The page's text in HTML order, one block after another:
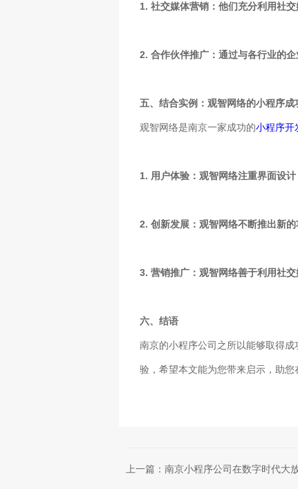
1. 社交媒体营销：他们充分利用社
2. 合作伙伴推广：通过与各行业的
五、结合实例：观智网络的小程序成
观智网络是南京一家成功的小程序开
1. 用户体验：观智网络注重界面设
2. 创新发展：观智网络不断推出新
3. 营销推广：观智网络善于利用社
六、结语
南京的小程序公司之所以能够取得
验，希望本文能为您带来启示，助您
上一篇：南京小程序公司在数字时代大